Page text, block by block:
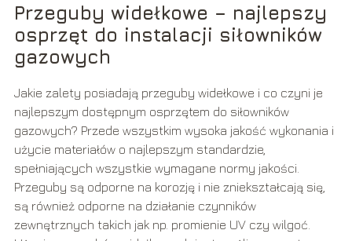
Przeguby widełkowe – najlepszy
osprzęt do instalacji siłowników
gazowych
Jakie zalety posiadają przeguby widełkowe i co czyni je
najlepszym dostępnym osprzętem do siłowników
gazowych? Przede wszystkim wysoka jakość wykonania i
użycie materiałów o najlepszym standardzie,
spełniających wszystkie wymagane normy jakości.
Przeguby są odporne na korozję i nie zniekształcają się,
są również odporne na działanie czynników
zewnętrznych takich jak np. promienie UV czy wilgoć.